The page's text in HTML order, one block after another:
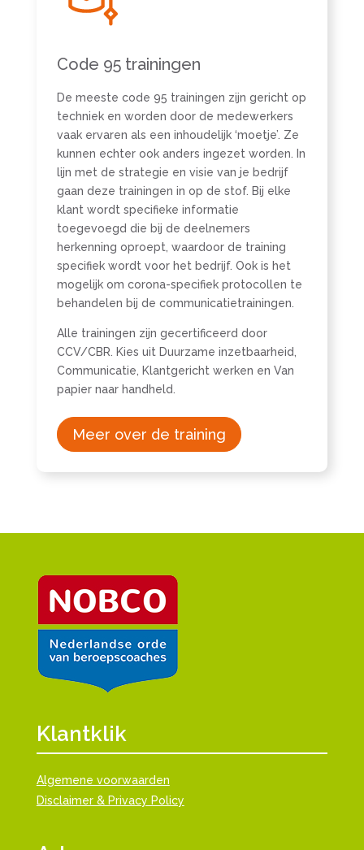
Code 95 trainingen
De meeste code 95 trainingen zijn gericht op
techniek en worden door de medewerkers
vaak ervaren als een inhoudelijk ‘moetje’. Ze
kunnen echter ook anders ingezet worden. In
lijn met de strategie en visie van je bedrijf
gaan deze trainingen in op de stof. Bij elke
klant wordt specifieke informatie
toegevoegd die bij de deelnemers
herkenning oproept, waardoor de training
specifiek wordt voor het bedrijf. Ook is het
mogelijk om corona-specifiek protocollen te
behandelen bij de communicatietrainingen.
Alle trainingen zijn gecertificeerd door
CCV/CBR. Kies uit Duurzame inzetbaarheid,
Communicatie, Klantgericht werken en Van
papier naar handheld.
Meer over de training
Klantklik
Algemene voorwaarden
Disclaimer & Privacy Policy